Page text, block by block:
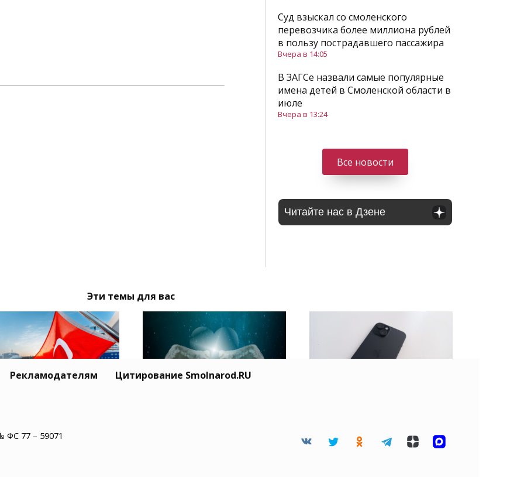
Суд взыскал со смоленского
перевозчика более миллиона рублей
в пользу пострадавшего пассажира
Вчера в 14:05
В ЗАГСе назвали самые популярные
имена детей в Смоленской области в
июле
Вчера в 13:24
Все новости
Читайте нас в Дзене
Эти темы для вас
обеспечить
защитную пленку на
разбитый экран
Рекламодателям Цитирование Smolnarod.RU
ФС 77 – 59071